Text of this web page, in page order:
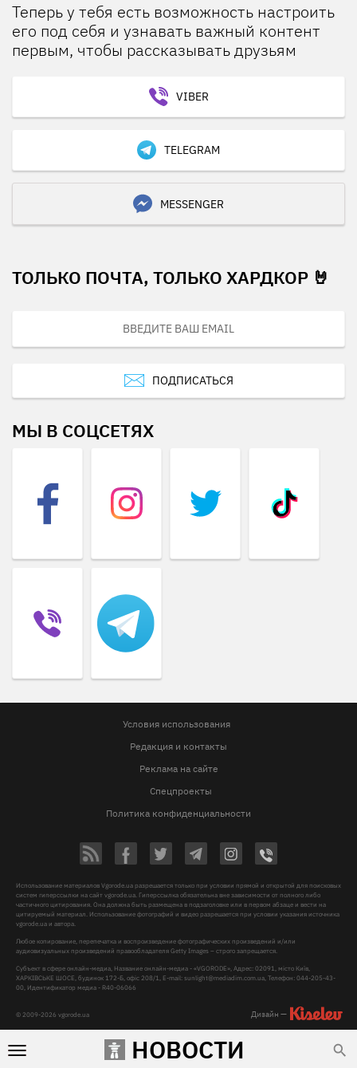
НОВОСТИ
Теперь у тебя есть возможность настроить
его под себя и узнавать важный контент
первым, чтобы рассказывать друзьям
VIBER
TELEGRAM
MESSENGER
ТОЛЬКО ПОЧТА, ТОЛЬКО ХАРДКОР 🤘
ПОДПИСАТЬСЯ
МЫ В СОЦСЕТЯХ
Условия использования
Редакция и контакты
Реклама на сайте
Спецпроекты
Политика конфиденциальности
© 2009-2026 vgorode.ua
Использование материалов Vgorode.ua разрешается только при условии прямой и открытой для поисковых
систем гиперссылки на сайт vgorode.ua. Гиперссылка обязательна вне зависимости от полного либо
частичного цитирования. Она должна быть размещена в подзаголовке или в первом абзаце и вести на
цитируемый материал. Использование фотографий и видео разрешается при условии указания источника
vgorode.ua и автора.
Любое копирование, перепечатка и воспроизведение фотографических произведений и/или
аудиовизуальных произведений правообладателя Getty Images – строго запрещается.
Субъект в сфере онлайн-медиа, Название онлайн-медиа - «VGORODE», Адрес: 02091, місто Київ,
ХАРКІВСЬКЕ ШОСЕ, будинок 172-Б, офіс 208/1, E-mail:sunlight@mediadim.com.ua, Телефон: 044-205-43-
00, Идентификатор медиа - R40-06066
Дизайн —